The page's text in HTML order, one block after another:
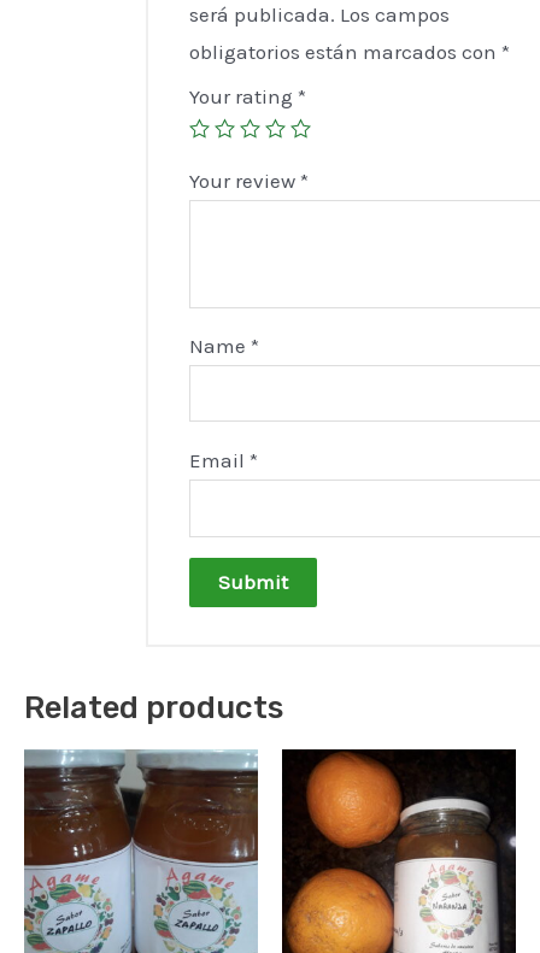
será publicada. Los campos
obligatorios están marcados con *
Your rating *
Your review *
Name *
Email *
Related products